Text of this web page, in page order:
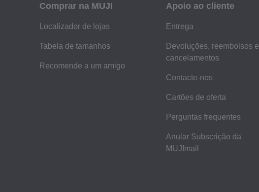
Comprar na MUJI
Localizador de lojas
Tabela de tamanhos
Recomende a um amigo
Apoio ao cliente
Entrega
Devoluções, reembolsos e
cancelamentos
Contacte-nos
Cartões de oferta
Perguntas frequentes
Anular Subscrição da
MUJImail